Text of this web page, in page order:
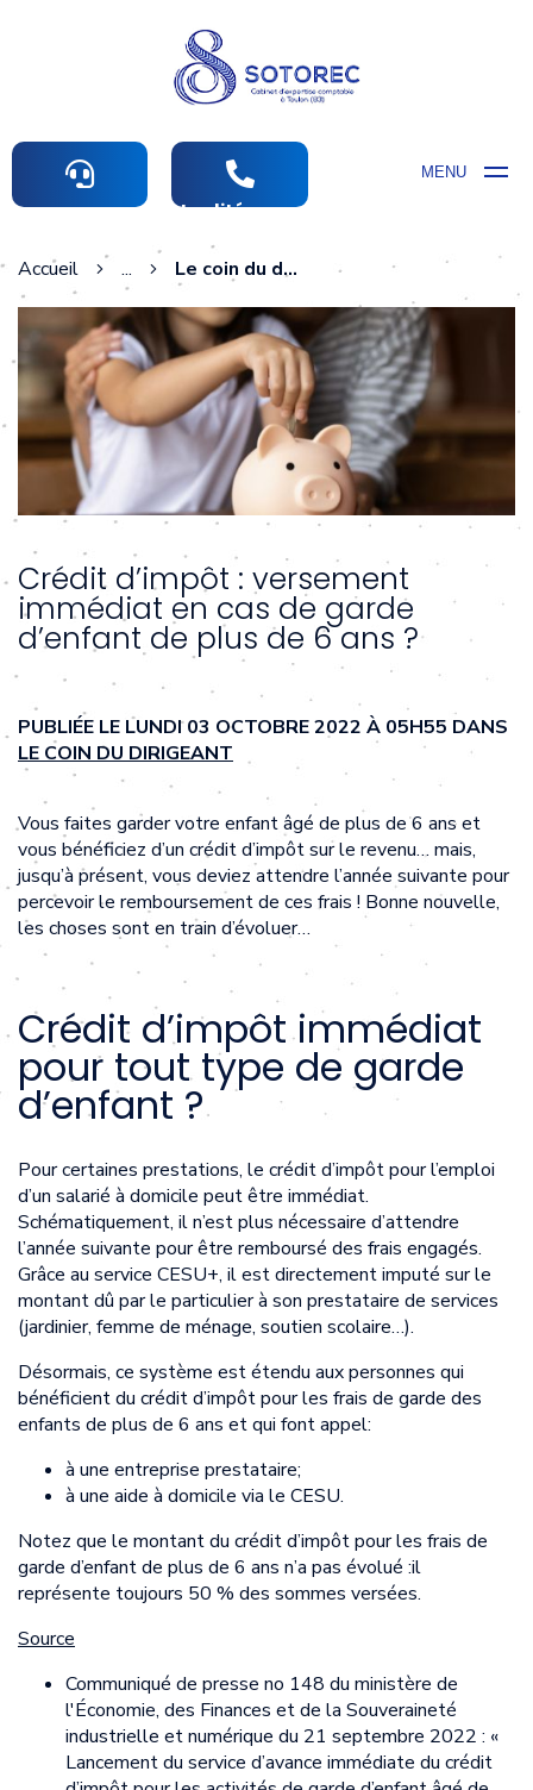
MENU
Actualités comptables
Accueil ... Le coin du dirigeant
Crédit d’impôt : versement
immédiat en cas de garde
d’enfant de plus de 6 ans ?
PUBLIÉE LE LUNDI 03 OCTOBRE 2022 À 05H55 DANS
LE COIN DU DIRIGEANT
Vous faites garder votre enfant âgé de plus de 6 ans et
vous bénéficiez d’un crédit d’impôt sur le revenu… mais,
jusqu’à présent, vous deviez attendre l’année suivante pour
percevoir le remboursement de ces frais ! Bonne nouvelle,
les choses sont en train d’évoluer…
Crédit d’impôt immédiat
pour tout type de garde
d’enfant ?
Pour certaines prestations, le crédit d’impôt pour l’emploi
d’un salarié à domicile peut être immédiat.
Schématiquement, il n’est plus nécessaire d’attendre
l’année suivante pour être remboursé des frais engagés.
Grâce au service CESU+, il est directement imputé sur le
montant dû par le particulier à son prestataire de services
(jardinier, femme de ménage, soutien scolaire…).
Désormais, ce système est étendu aux personnes qui
bénéficient du crédit d’impôt pour les frais de garde des
enfants de plus de 6 ans et qui font appel:
à une entreprise prestataire;
à une aide à domicile via le CESU.
Notez que le montant du crédit d’impôt pour les frais de
garde d’enfant de plus de 6 ans n’a pas évolué :il
représente toujours 50 % des sommes versées.
Source
Communiqué de presse no 148 du ministère de
l'Économie, des Finances et de la Souveraineté
industrielle et numérique du 21 septembre 2022 : «
Lancement du service d’avance immédiate du crédit